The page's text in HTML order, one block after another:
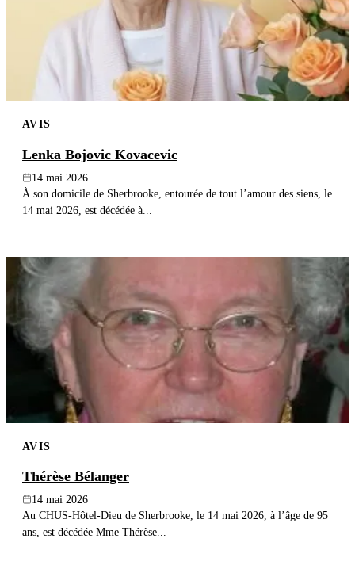
AVIS
Lenka Bojovic Kovacevic
14 mai 2026
À son domicile de Sherbrooke, entourée de tout l’amour des siens, le
14 mai 2026, est décédée à...
AVIS
Thérèse Bélanger
14 mai 2026
Au CHUS-Hôtel-Dieu de Sherbrooke, le 14 mai 2026, à l’âge de 95
ans, est décédée Mme Thérèse...